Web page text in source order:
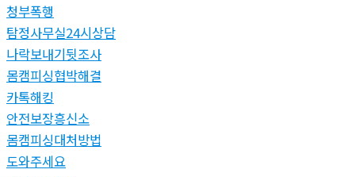
청부폭행
탐정사무실24시상담
나락보내기뒷조사
몸캠피싱협박해결
카톡해킹
안전보장흥신소
몸캠피싱대처방법
도와주세요